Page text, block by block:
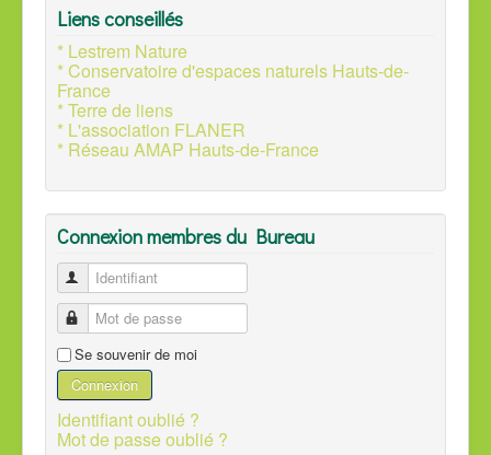
Liens conseillés
* Lestrem Nature
* Conservatoire d'espaces naturels Hauts-de-
France
* Terre de liens
* L'association FLANER
* Réseau AMAP Hauts-de-France
Connexion membres du Bureau
Identifiant
Mot de passe
Se souvenir de moi
Connexion
Identifiant oublié ?
Mot de passe oublié ?